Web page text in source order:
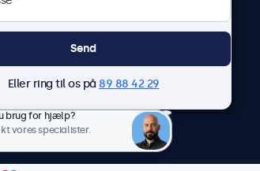
Dansk
Send
Eller ring til os på 89 88 42 29
brug for hjælp?
vores specialister.